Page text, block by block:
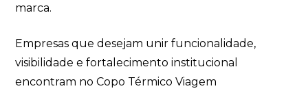
marca.
Empresas que desejam unir funcionalidade,
visibilidade e fortalecimento institucional
encontram no Copo Térmico Viagem